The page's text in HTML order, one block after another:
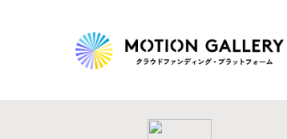
Highlight